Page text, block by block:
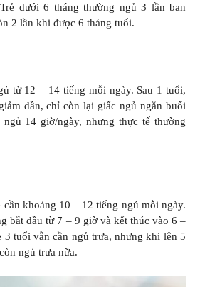
dưới 6 tháng thường ngủ 3 lần ban
2 lần khi được 6 tháng tuổi.
từ 12 – 14 tiếng mỗi ngày. Sau 1 tuổi,
dần, chỉ còn lại giấc ngủ ngắn buổi
14 giờ/ngày, nhưng thực tế thường
khoảng 10 – 12 tiếng ngủ mỗi ngày.
bắt đầu từ 7 – 9 giờ và kết thúc vào 6 –
3 tuổi vẫn cần ngủ trưa, nhưng khi lên 5
ngủ trưa nữa.